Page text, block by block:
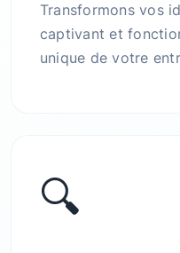
Transformons vos
captivant et
unique de votre
🔍